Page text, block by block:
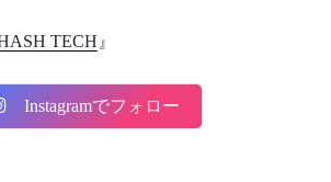
TECH 』
Instagramでフォロー